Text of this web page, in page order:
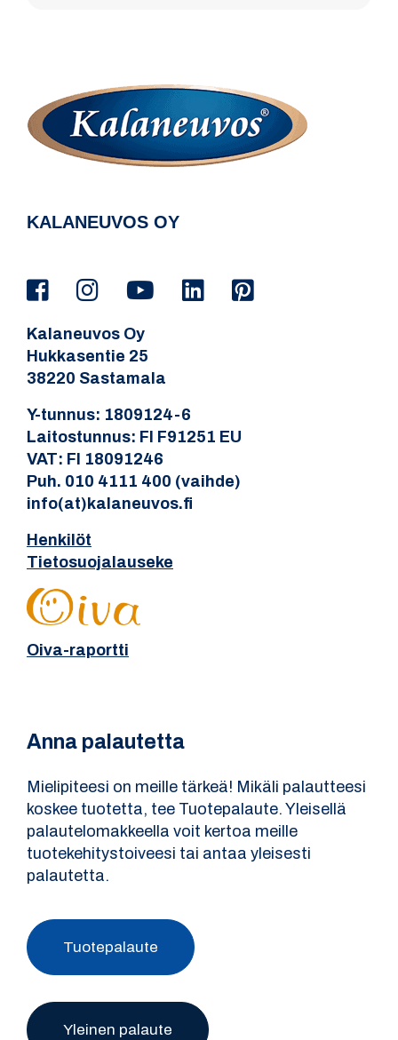
KALANEUVOS OY
Kalaneuvos Oy
Hukkasentie 25
38220 Sastamala
Y-tunnus: 1809124-6
Laitostunnus: FI F91251 EU
VAT: FI 18091246
Puh. 010 4111 400 (vaihde)
info(at)kalaneuvos.fi
Henkilöt
Tietosuojalauseke
Oiva-raportti
Anna palautetta
Mielipiteesi on meille tärkeä! Mikäli palautteesi
koskee tuotetta, tee Tuotepalaute. Yleisellä
palautelomakkeella voit kertoa meille
tuotekehitystoiveesi tai antaa yleisesti
palautetta.
Tuotepalaute
Yleinen palaute